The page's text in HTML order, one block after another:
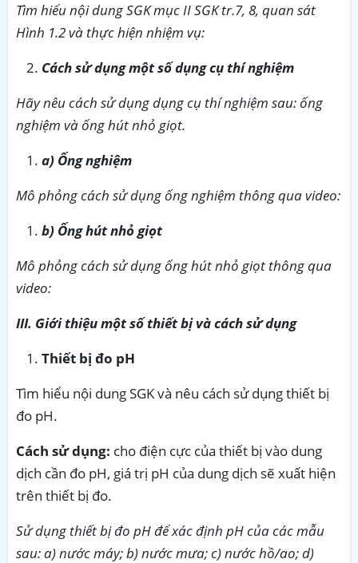
Tìm hiểu nội dung SGK mục II SGK tr.7, 8, quan sát
Hình 1.2 và thực hiện nhiệm vụ:
Cách sử dụng một số dụng cụ thí nghiệm
Hãy nêu cách sử dụng dụng cụ thí nghiệm sau: ống
nghiệm và ống hút nhỏ giọt.
a) Ống nghiệm
Mô phỏng cách sử dụng ống nghiệm thông qua video:
b) Ống hút nhỏ giọt
Mô phỏng cách sử dụng ống hút nhỏ giọt thông qua
video:
III. Giới thiệu một số thiết bị và cách sử dụng
Thiết bị đo pH
Tìm hiểu nội dung SGK và nêu cách sử dụng thiết bị
đo pH.
Cách sử dụng: cho điện cực của thiết bị vào dung
dịch cần đo pH, giá trị pH của dung dịch sẽ xuất hiện
trên thiết bị đo.
Sử dụng thiết bị đo pH để xác định pH của các mẫu
sau: a) nước máy; b) nước mưa; c) nước hồ/ao; d)